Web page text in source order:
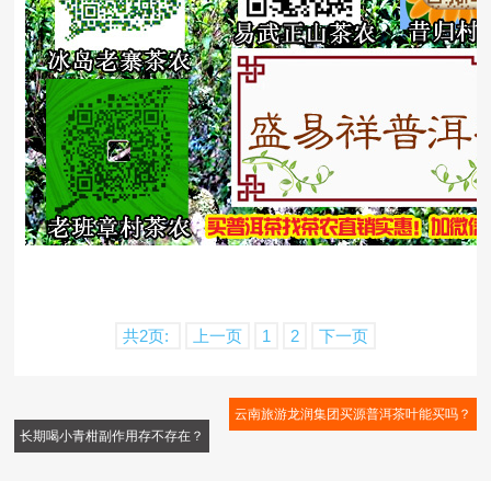
共2页: 上一页 1 2 下一页
长期喝小青柑副作用存不存在？
云南旅游龙润集团买源普洱茶叶能买吗？